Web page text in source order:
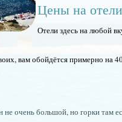
Цены на
Отели здесь на любой
вам обойдётся примерно на
очень большой, но горки там